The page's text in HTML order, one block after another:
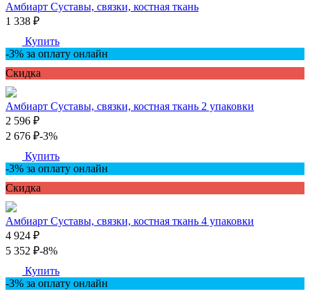
Амбиарт Суставы, связки, костная ткань
1 338 ₽
Купить
-3% за оплату онлайн
Скидкa
Амбиарт Суставы, связки, костная ткань 2 упаковки
2 596 ₽
2 676 ₽-3%
Купить
-3% за оплату онлайн
Скидкa
Амбиарт Суставы, связки, костная ткань 4 упаковки
4 924 ₽
5 352 ₽-8%
Купить
-3% за оплату онлайн